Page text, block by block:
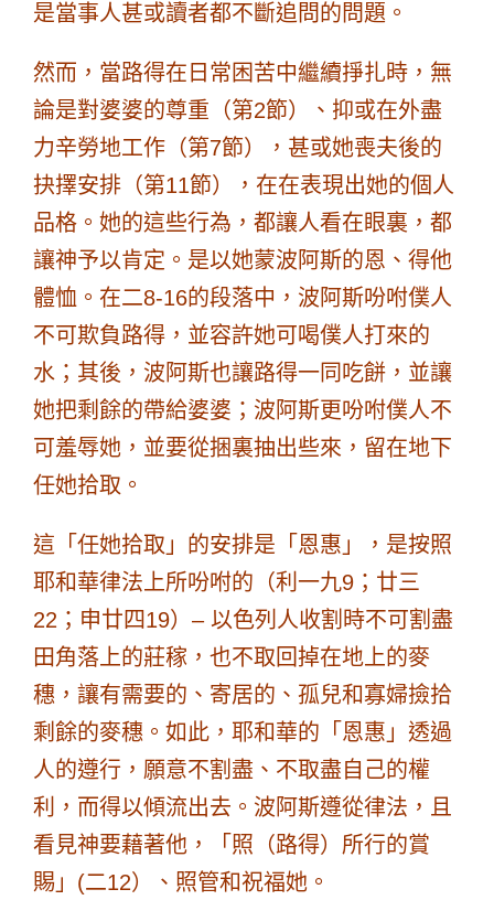
是當事人甚或讀者都不斷追問的問題。
然而，當路得在日常困苦中繼續掙扎時，無
論是對婆婆的尊重（第2節）、抑或在外盡
力辛勞地工作（第7節），甚或她喪夫後的
抉擇安排（第11節），在在表現出她的個人
品格。 她的這些行為，都讓人看在眼裏，都
讓神予以肯定。 是以她蒙波阿斯的恩、得他
體恤。 在二8-16的段落中，波阿斯吩咐僕人
不可欺負路得，並容許她可喝僕人打來的
水；其後，波阿斯也讓路得一同吃餅，並讓
她把剩餘的帶給婆婆；波阿斯更吩咐僕人不
可羞辱她，並要從捆裏抽出些來，留在地下
任她拾取。
這「任她拾取」的安排是「恩惠」，是按照
耶和華律法上所吩咐的（利一九9；廿三
22；申廿四19）– 以色列人收割時不可割盡
田角落上的莊稼，也不取回掉在地上的麥
穗，讓有需要的、寄居的、孤兒和寡婦撿拾
剩餘的麥穗。如此，耶和華的「 恩惠」透過
人的遵行，願意不割盡、不取盡自己的權
利，而得以傾流出去。 波阿斯遵從律法，且
看見神要藉著他，「照（路得）所行的賞
賜」(二12）、照管和祝福她。